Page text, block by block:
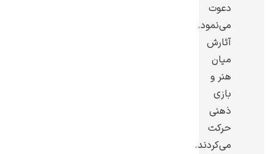
دعوت
می‌نمود.
آثارش
میان
هنر و
بازی
ذهنی
حرکت
می‌کردند.